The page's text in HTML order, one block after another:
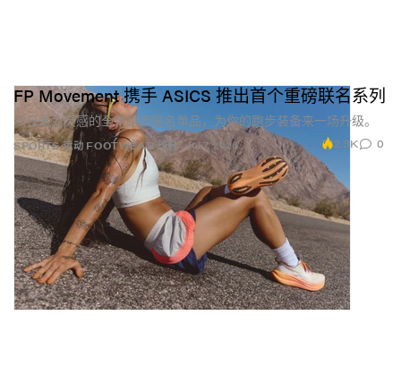
SPORTS 运动 FOOTWEAR 球鞋
FP Movement 携手 ASICS 推出首个重磅联名系列
以日落为灵感的全新跑步联名单品，为你的跑步装备来一场升级。
Jul 7, 2026 2.3K 0